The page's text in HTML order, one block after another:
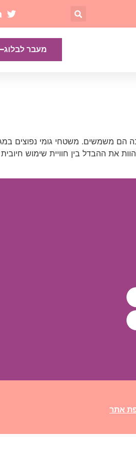
מעבר לבלוג
משמשים. משטחי גומי נפוצים
את ההבדל בין חוויית שימוש
אתר